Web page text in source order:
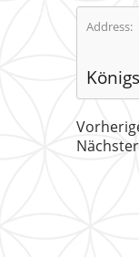
Address: